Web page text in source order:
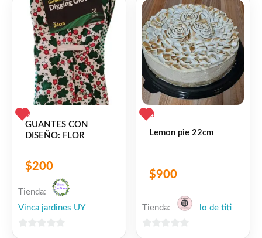
5
2
GUANTES CON
DISEÑO: FLOR
$200
Tienda:
Vinca jardines UY
3
Lemon pie 22cm
$900
Tienda: lo de titi